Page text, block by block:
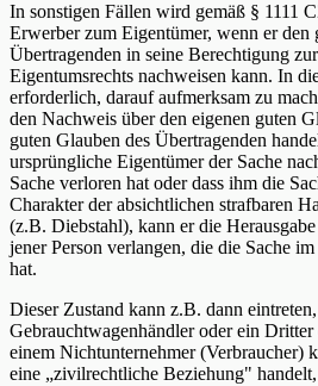
In sonstigen Fällen wird gemäß § 1111
Erwerber zum Eigentümer, wenn er den
Übertragenden in seine Berechtigung
Eigentumsrechts nachweisen kann. In
erforderlich, darauf aufmerksam zu
den Nachweis über den eigenen guten
guten Glauben des Übertragenden
ursprüngliche Eigentümer der Sache
Sache verloren hat oder dass ihm die
Charakter der absichtlichen strafbaren
(z.B. Diebstahl), kann er die
jener Person verlangen, die die Sache
hat.
Dieser Zustand kann z.B. dann
Gebrauchtwagenhändler oder ein
einem Nichtunternehmer (Verbraucher)
eine „zivilrechtliche Beziehung"